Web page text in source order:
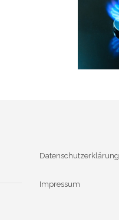
Datenschutzerklärung
Impressum